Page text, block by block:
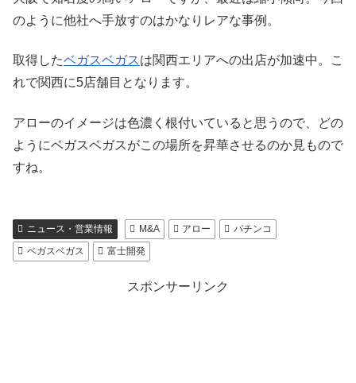
のように他社へ手放すのはかなりレアな事例。
取得したベガスベガスは関西エリアへの出店が加速中。こ
れで関西に5店舗目となります。
アローのイメージは色濃く根付いていると思うので、どの
ようにベガスベガスがこの場所を昇華させるのか見もので
すね。
ニュース・営業情報 M&A アロー
パチンコ
ベガスベガス
富士開発
スポンサーリンク